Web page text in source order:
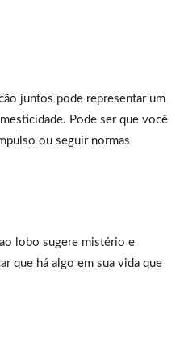
juntos pode representar um
Pode ser que você
ou seguir normas
lobo sugere mistério e
que há algo em sua vida que